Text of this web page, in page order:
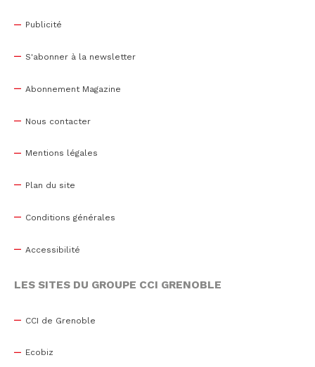
Publicité
S'abonner à la newsletter
Abonnement Magazine
Nous contacter
Mentions légales
Plan du site
Conditions générales
Accessibilité
LES SITES DU GROUPE CCI GRENOBLE
CCI de Grenoble
Ecobiz